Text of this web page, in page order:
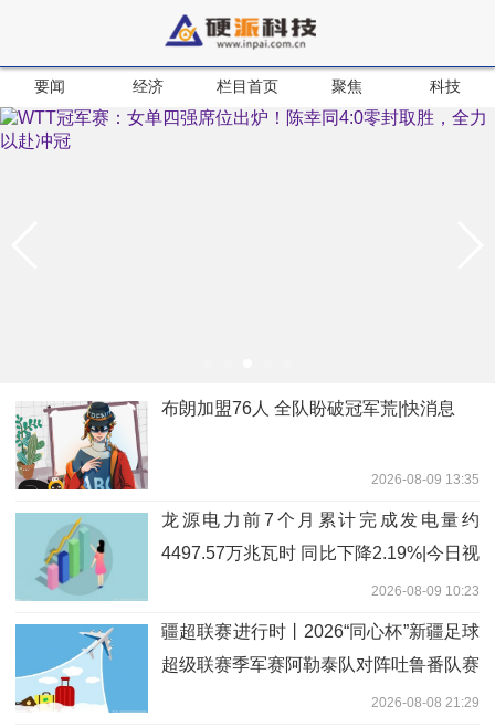
要闻 经济 栏目首页 聚焦 科技
布朗加盟76人 全队盼破冠军荒|快消息
2026-08-09 13:35
龙源电力前7个月累计完成发电量约
4497.57万兆瓦时 同比下降2.19%|今日视
2026-08-09 10:23
疆超联赛进行时丨2026“同心杯”新疆足球
超级联赛季军赛阿勒泰队对阵吐鲁番队赛
2026-08-08 21:29